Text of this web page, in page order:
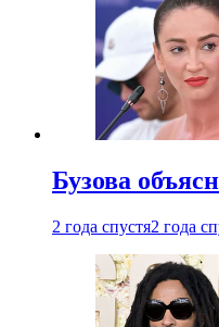
Бузова
2 года спустя2 года